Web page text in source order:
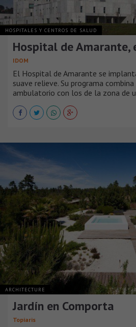
HOSPITALES Y CENTROS DE SALUD
Hospital de Amarante,
IDOM
El Hospital de Amarante se
suave relieve. Su programa
ambulatorio con los de la zona de
ARCHITECTURE
Jardín en Comporta
Topiaris